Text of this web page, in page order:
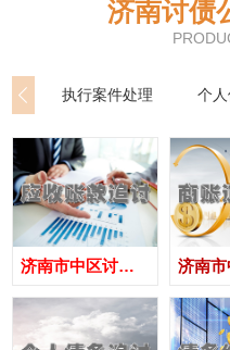
济南讨债
执行案件处理 个
济南市中区讨债公司